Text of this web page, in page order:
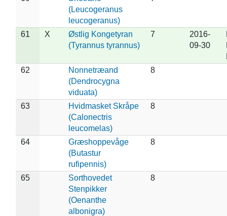
(Leucogeranus
leucogeranus)
61 X
Østlig Kongetyran
(Tyrannus tyrannus)
7
2016-
09-30
62
Nonnetræand
(Dendrocygna
viduata)
8
63
Hvidmasket Skråpe
(Calonectris
leucomelas)
8
64
Græshoppevåge
(Butastur
rufipennis)
8
65
Sorthovedet
Stenpikker
(Oenanthe
albonigra)
8